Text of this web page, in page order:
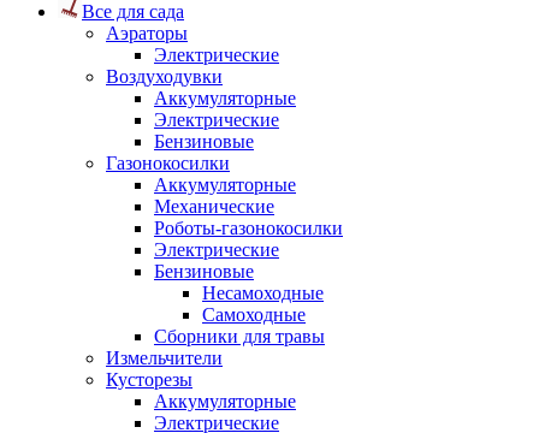
Все для сада
Аэраторы
Электрические
Воздуходувки
Аккумуляторные
Электрические
Бензиновые
Газонокосилки
Аккумуляторные
Механические
Роботы-газонокосилки
Электрические
Бензиновые
Несамоходные
Самоходные
Сборники для травы
Измельчители
Кусторезы
Аккумуляторные
Электрические